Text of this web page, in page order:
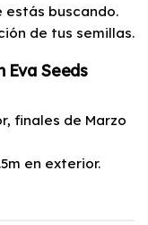
estás buscando.
de tus semillas.
Eva Seeds
finales de Marzo
en exterior.